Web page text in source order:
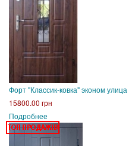
Форт "Классик-ковка" эконом улица
15800.00 грн
Подробнее